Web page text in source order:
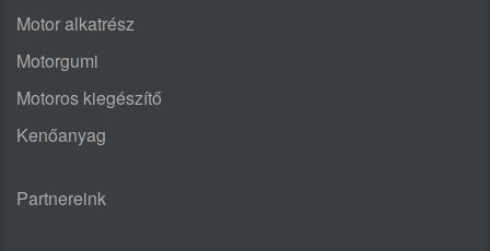
Motor alkatrész
Motorgumi
Motoros kiegészítő
Kenőanyag
Partnereink